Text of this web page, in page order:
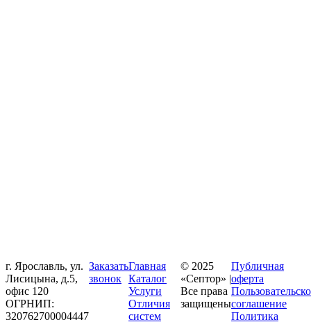
г. Ярославль, ул.
Лисицына, д.5,
офис 120
ОГРНИП:
320762700004447
Заказать
звонок
Главная
Каталог
Услуги
Отличия
систем
© 2025
«Септор» |
Все права
защищены
Публичная
оферта
соглашение
Политика